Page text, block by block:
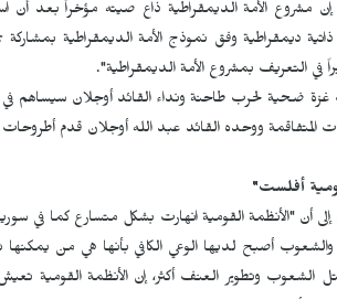
إن مشروع الأمة الديمقراطية ذاع صيته مؤخراً بعد أن
ذاتية ديمقراطية وفق نموذج الأمة الديمقراطية بمشاركة
في التعريف بمشروع الأمة الديمقراطية".
ضحية لحرب طاحنة ونداء القائد أوجلان سيساهم في
المتفاقمة ووحده القائد عبد الله أوجلان قدم
أفلست"
أن "الأنظمة القومية انهارت بشكل متسارع كما في سوريا
أصبح لديها الوعي الكافي بأنها هي من يمكنها
الشعوب وتطوير العنف أكثر، إن الأنظمة القومية